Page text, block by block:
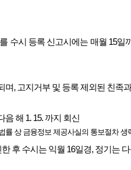
수시 등록 신고시에는 매월 15일
, 고지거부 및 등록 제외된 친족
해 1. 15. 까지 회신
률 상 금융정보 제공사실의 통보절차 생
후 수시는 익월 16일경, 정기는 다